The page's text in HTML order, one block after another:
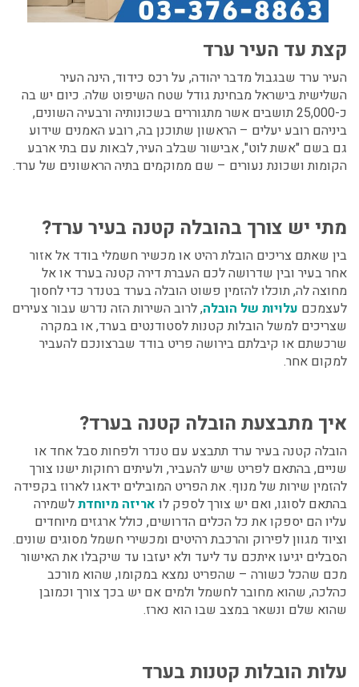
קצת עד העיר ערד
העיר ערד שבגבול מדבר יהודה, על רכס כידוד, הינה העיר
השלישית בישראל מבחינת גודל שטח השיפוט שלה. כיום יש בה
כ-25,000 תושבים אשר מתגוררים בשכונותיה ורבעיה השונים,
ביניהם רובע יעלים – הראשון שתוכנן בה, רובע האמנים שידוע
גם בשם "אשת לוט", אבישור שבלב העיר, לבאות עם בתי ארבע
הקומות ושכונת נעורים – שם ממוקמים בתיה הראשונים של ערד.
מתי יש צורך בהובלה קטנה בעיר ערד?
בין שאתם צריכים הובלת רהיט או מכשיר חשמלי בודד אל אזור
אחר בעיר ובין שדרושה לכם העברת דירה קטנה בערד או אל
מחוצה לה, תוכלו להזמין פשוט הובלה בערד בטנדר כדי לחסוך
לעצמכם עלויות של הובלה, לרוב השירות הזה נדרש עבור צעירים
שצריכים למשל הובלות קטנות לסטודנטים בערד, או במקרה
שרכשתם או קיבלתם בירושה פריט בודד שברצונכם להעביר
למקום אחר.
איך מתבצעת הובלה קטנה בערד?
הובלה קטנה בעיר ערד תתבצע עם טנדר ולפחות סבל אחד או
שניים, בהתאם לפריט שיש להעביר, ולעיתים רחוקות ישנו צורך
להזמין שירות של מנוף. את הפריט המובילים ידאגו לארוז בקפידה
בהתאם לסוגו, ואם יש צורך לספק לו אריזה מיוחדתלשמירה
עליו הם יספקו את כל הכלים הדרושים, כולל ארגזים מיוחדים
וציוד מגוון לפירוק והרכבת רהיטים ומכשירי חשמל מסוגים שונים.
הסבלים יגיעו איתכם עד ליעד ולא יעזבו עד שיקבלו את האישור
מכם שהכל כשורה – שהפריט נמצא במקומו, שהוא מורכב
כהלכה, שהוא מחובר לחשמל ולמים אם יש בכך צורך וכמובן
שהוא שלם ונשאר במצב שבו הוא נארז.
עלות הובלות קטנות בערד